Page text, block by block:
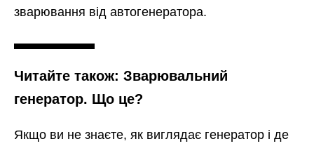
зварювання від автогенератора.
Читайте також: Зварювальний
генератор. Що це?
Якщо ви не знаєте, як виглядає генератор і де